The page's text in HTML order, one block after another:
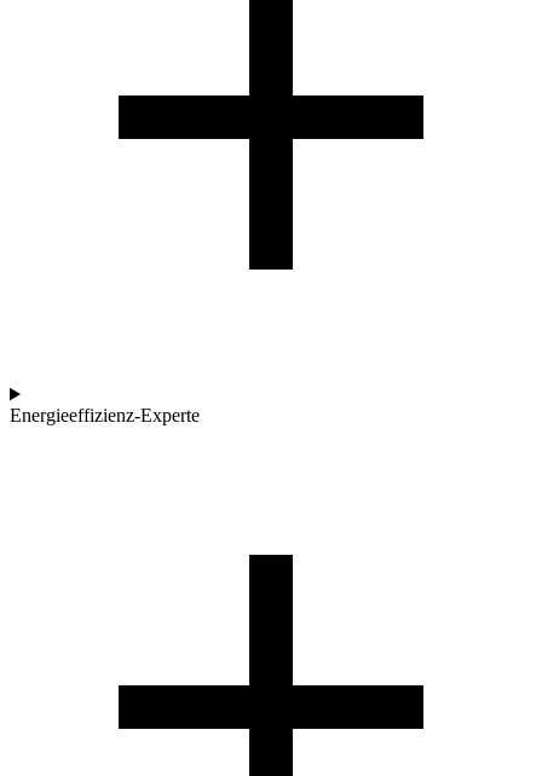
Energieeffizienz-Experte